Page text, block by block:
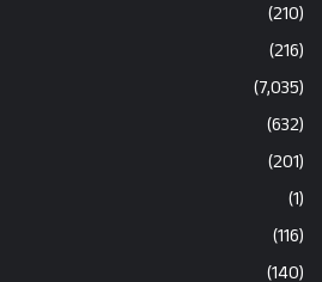
(210)
(216)
(7,035)
(632)
(201)
(1)
(116)
(140)